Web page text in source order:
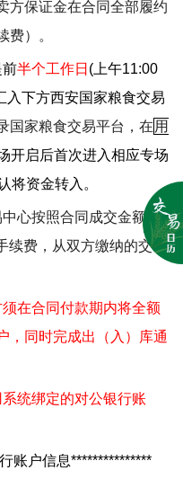
方保证金在合同全部履约
费）。
前半个工作日 ( 上午11:00
入下方西安国家粮食交易
国家粮食交易平台，在 用
开启后首次进入相应专场
将资金转入。
心按照合同成交金额的
续费，从双方缴纳的交易
在合同付款期内将全额
，同时完成出（入）库通
统绑定的对公银行账
账户信息***************